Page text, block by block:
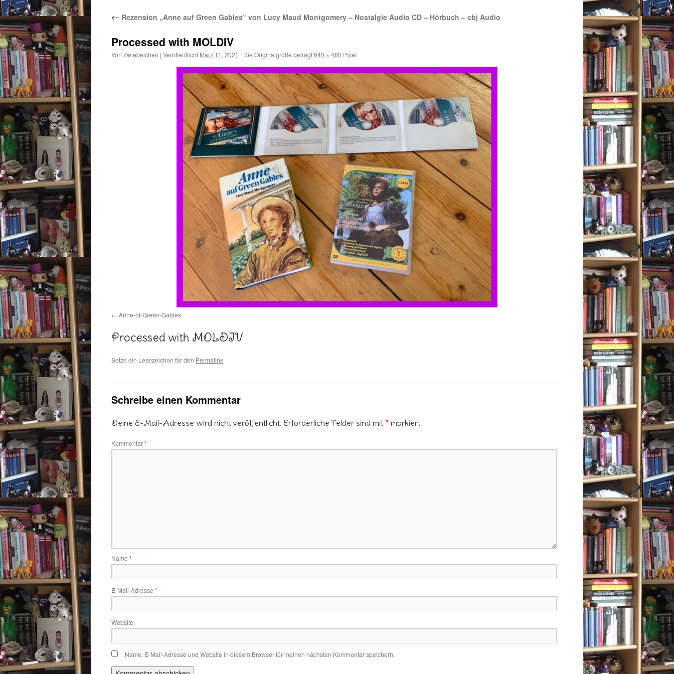
← Rezension „Anne auf Green Gables“ von Lucy Maud Montgomery – Nostalgie Audio CD – Hörbuch – cbj Audio
Processed with MOLDIV
Von Zwiebelchen | Veröffentlicht März 11, 2021 | Die Originalgröße beträgt640 × 480 Pixel
Anne-of-Green-Gables
Processed with MOLDIV
Setze ein Lesezeichen für den Permalink.
Schreibe einen Kommentar
Deine E-Mail-Adresse wird nicht veröffentlicht. Erforderliche Felder sind mit * markiert
Kommentar*
Name *
E-Mail-Adresse *
Website
Name, E-Mail-Adresse und Website in diesem Browser für meinen nächsten Kommentar speichern.